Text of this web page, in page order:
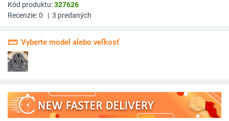
Kód produktu:327626
Recenzie:0 | 3 predaných
straighten Vyberte model alebo veľkosť